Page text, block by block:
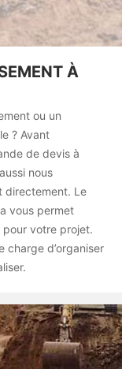
À
ou un
? Avant
de devis à
nous
directement. Le
vous permet
pour votre projet.
charge d’organiser